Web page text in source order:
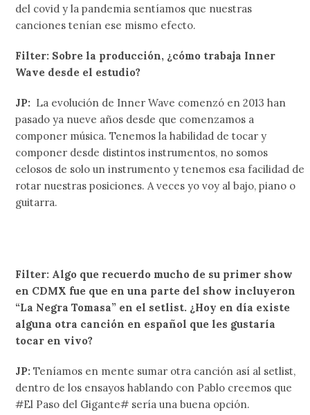
del covid y la pandemia sentíamos que nuestras
canciones tenían ese mismo efecto.
Filter: Sobre la producción, ¿cómo trabaja Inner
Wave desde el estudio?
JP: La evolución de Inner Wave comenzó en 2013 han
pasado ya nueve años desde que comenzamos a
componer música. Tenemos la habilidad de tocar y
componer desde distintos instrumentos, no somos
celosos de solo un instrumento y tenemos esa facilidad de
rotar nuestras posiciones. A veces yo voy al bajo, piano o
guitarra.
Filter: Algo que recuerdo mucho de su primer show
en CDMX fue que en una parte del show incluyeron
“La Negra Tomasa” en el setlist. ¿Hoy en día existe
alguna otra canción en español que les gustaría
tocar en vivo?
JP:Teníamos en mente sumar otra canción así al setlist,
dentro de los ensayos hablando con Pablo creemos que
#El Paso del Gigante# sería una buena opción.